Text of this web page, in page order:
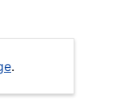
.